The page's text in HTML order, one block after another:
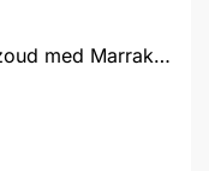
Agafayöknen, Atlasbergen & Ouzoud med Marrakech